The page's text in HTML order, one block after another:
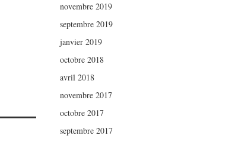
novembre 2019
septembre 2019
janvier 2019
octobre 2018
avril 2018
novembre 2017
octobre 2017
septembre 2017